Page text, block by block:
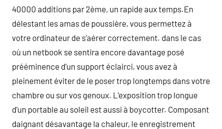
40000 additions par 2ème, un rapide aux temps.En
délestant les amas de poussière, vous permettez à
votre ordinateur de s’aérer correctement. dans le cas
où un netbook se sentira encore davantage posé
prééminence d’un support éclairci, vous avez à
pleinement éviter de le poser trop longtemps dans votre
chambre ou sur vos genoux. L’exposition trop longue
d’un portable au soleil est aussi à boycotter. Composant
daignant désavantage la chaleur, le enregistrement